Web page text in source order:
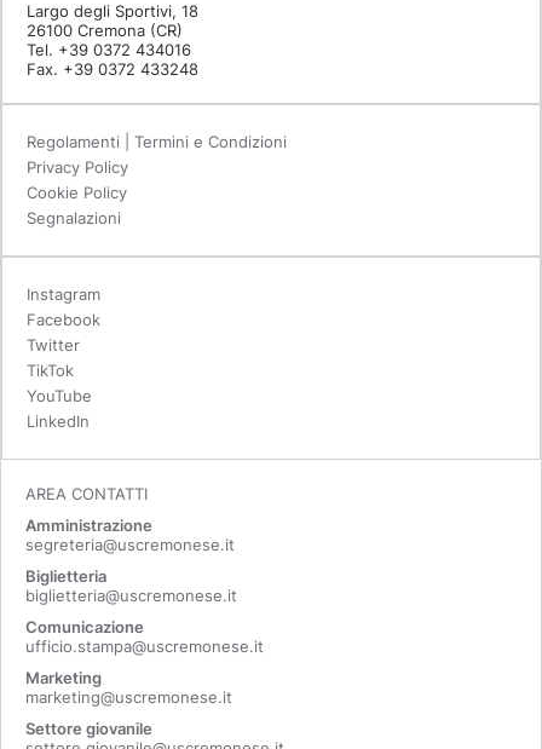
Largo degli Sportivi, 18
26100 Cremona (CR)
Tel. +39 0372 434016
Fax. +39 0372 433248
Regolamenti | Termini e Condizioni
Privacy Policy
Cookie Policy
Segnalazioni
Instagram
Facebook
Twitter
TikTok
YouTube
LinkedIn
AREA CONTATTI
Amministrazione
segreteria@uscremonese.it
Biglietteria
biglietteria@uscremonese.it
Comunicazione
ufficio.stampa@uscremonese.it
Marketing
marketing@uscremonese.it
Settore giovanile